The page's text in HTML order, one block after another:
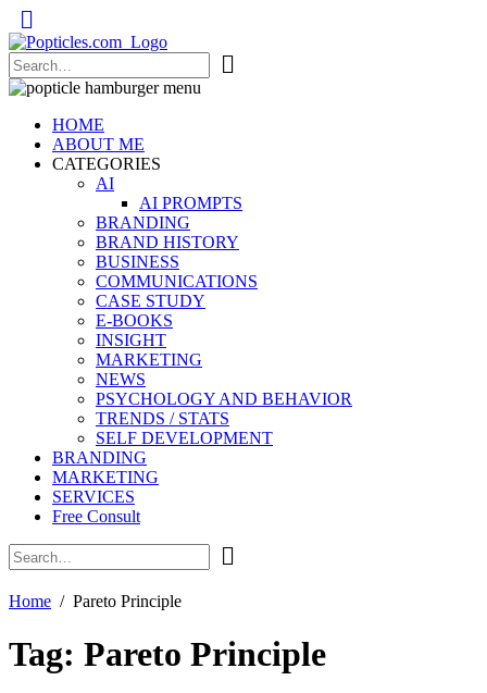
Popticles.com
HOME
ABOUT ME
CATEGORIES
AI
AI PROMPTS
BRANDING
BRAND HISTORY
BUSINESS
COMMUNICATIONS
CASE STUDY
E-BOOKS
INSIGHT
MARKETING
NEWS
PSYCHOLOGY AND BEHAVIOR
TRENDS / STATS
SELF DEVELOPMENT
BRANDING
MARKETING
SERVICES
Free Consult
Home Pareto Principle
Tag: Pareto Principle